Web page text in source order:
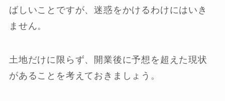
ばしいことですが、迷惑をかけるわけにはいき
ません。
土地だけに限らず、開業後に予想を超えた現状
があることを考えておきましょう。